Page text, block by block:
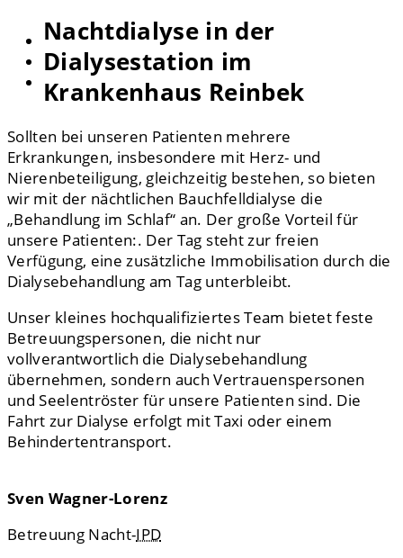
Nachtdialyse in der
Dialysestation im
Krankenhaus Reinbek
Sollten bei unseren Patienten mehrere
Erkrankungen, insbesondere mit Herz- und
Nierenbeteiligung, gleichzeitig bestehen, so bieten
wir mit der nächtlichen Bauchfelldialyse die
„Behandlung im Schlaf“ an. Der große Vorteil für
unsere Patienten:. Der Tag steht zur freien
Verfügung, eine zusätzliche Immobilisation durch die
Dialysebehandlung am Tag unterbleibt.
Unser kleines hochqualifiziertes Team bietet feste
Betreuungspersonen, die nicht nur
vollverantwortlich die Dialysebehandlung
übernehmen, sondern auch Vertrauenspersonen
und Seelentröster für unsere Patienten sind. Die
Fahrt zur Dialyse erfolgt mit Taxi oder einem
Behindertentransport.
Sven Wagner-Lorenz
Betreuung Nacht-IPD